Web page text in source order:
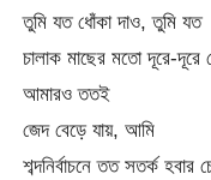
তুমি যত ধোঁকা দাও, তুমি যত
চালাক মাছের মতো দূরে-দূরে
আমারও ততই
জেদ বেড়ে যায়, আমি
শব্দনির্বাচনে তত সতর্ক হবার